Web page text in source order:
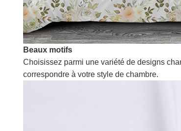
Beaux motifs
Choisissez parmi une variété de designs
correspondre à votre style de chambre.